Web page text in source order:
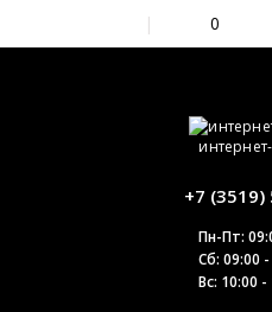
| 0
+7 (3519)
Пн-Пт:
Сб: 09:00
Вс: 10:00 -